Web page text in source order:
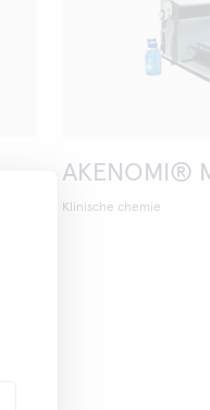
AKENOMI®
Klinische chemie